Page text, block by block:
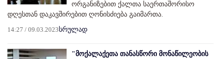
ორგანიზებით ქალთა საერთაშორისო
დღესთან დაკავშირებით ღონისძიება გაიმართა.
14:27 / 09.03.2023სრულად
"მოქალაქეთა თანასწორი მონაწილეობის